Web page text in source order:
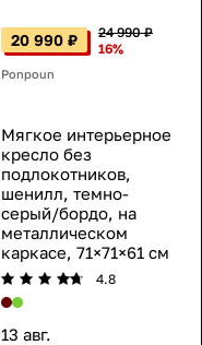
20 990 ₽
24 990 ₽
16%
Ponpoun
Мягкое интерьерное
кресло без
подлокотников,
шенилл, темно-
серый/бордо, на
металлическом
каркасе, 71×71×61 см
4.8
13 авг.